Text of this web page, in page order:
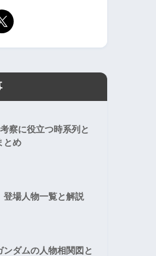
察に役立つ時系列と
とめ
登場人物一覧と解説
ンダムの人物相関図と